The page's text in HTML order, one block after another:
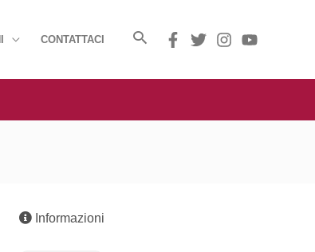
CONTATTACI
Informazioni